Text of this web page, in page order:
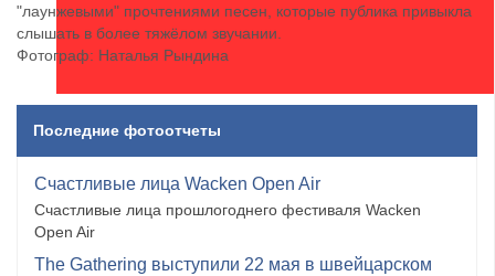
"лаунжевыми" прочтениями песен, которые публика привыкла
слышать в более тяжёлом звучании.
Фотограф: Наталья Рындина
Последние фотоотчеты
Счастливые лица Wacken Open Air
Счастливые лица прошлогоднего фестиваля Wacken
Open Air
The Gathering выступили 22 мая в швейцарском